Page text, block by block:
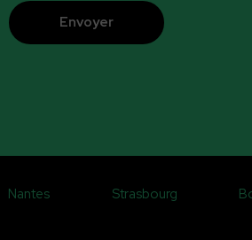
Nantes Strasbourg